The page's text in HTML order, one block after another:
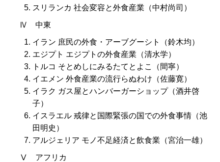
スリランカ 社会変容と外食産業（中村尚司）
Ⅳ 中東
イラン 庶民の外食・アーブグーシト（鈴木均）
エジプト エジプトの外食産業（清水学）
トルコ そとめしにみるたてとよこ（間寧）
イエメン 外食産業の流行らぬわけ（佐藤寛）
イラク ガス屋とハンバーガーショップ（酒井啓
子）
イスラエル 戒律と国際緊張の国での外食事情（池
田明史）
アルジェリア モノ不足経済と飲食業（宮治一雄）
Ⅴ アフリカ